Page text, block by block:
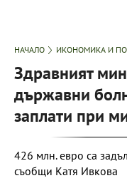
НАЧАЛО ИКОНОМИКА И
Здравният
държавни
заплати при
426 млн. евро са
съобщи Катя Ивкова